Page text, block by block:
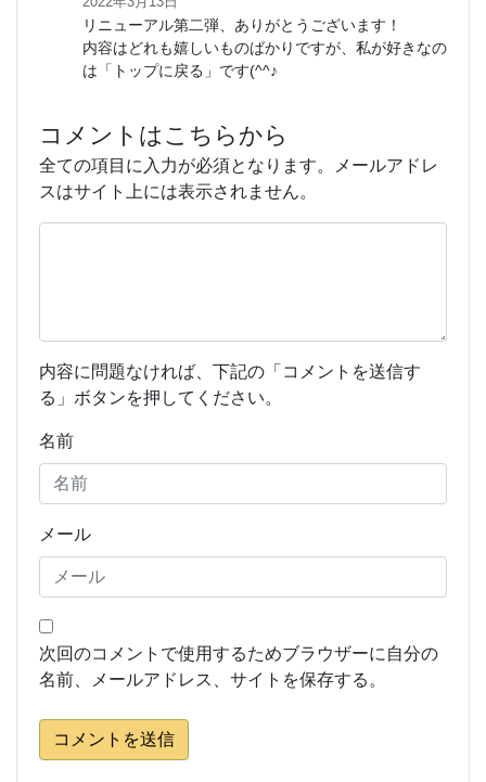
リニューアル第二弾、ありがとうございます！
内容はどれも嬉しいものばかりですが、私が好きなの
は「トップに戻る」です(^^♪
コメントはこちらから
全ての項目に入力が必須となります。メールアドレ
スはサイト上には表示されません。
内容に問題なければ、下記の「コメントを送信す
る」ボタンを押してください。
名前
メール
次回のコメントで使用するためブラウザーに自分の
名前、メールアドレス、サイトを保存する。
コメントを送信